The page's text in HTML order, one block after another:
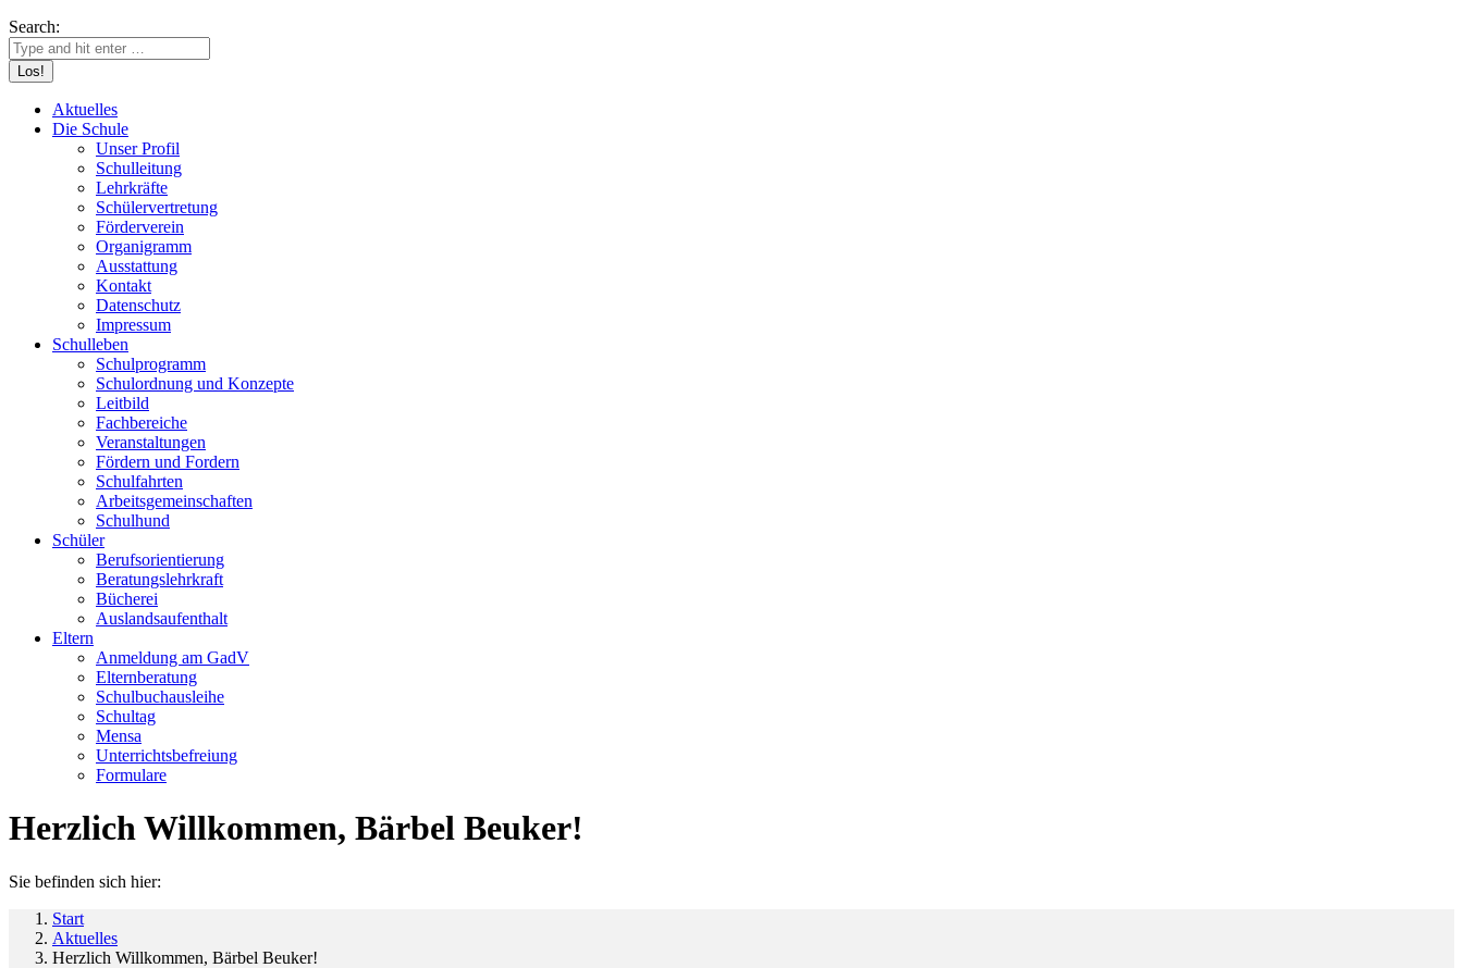
Search:
Aktuelles
Die Schule
Unser Profil
Schulleitung
Lehrkräfte
Schülervertretung
Förderverein
Organigramm
Ausstattung
Kontakt
Datenschutz
Impressum
Schulleben
Schulprogramm
Schulordnung und Konzepte
Leitbild
Fachbereiche
Veranstaltungen
Fördern und Fordern
Schulfahrten
Arbeitsgemeinschaften
Schulhund
Schüler
Berufsorientierung
Beratungslehrkraft
Bücherei
Auslandsaufenthalt
Eltern
Anmeldung am GadV
Elternberatung
Schulbuchausleihe
Schultag
Mensa
Unterrichtsbefreiung
Formulare
Herzlich Willkommen, Bärbel Beuker!
Sie befinden sich hier:
Start
Aktuelles
Herzlich Willkommen, Bärbel Beuker!